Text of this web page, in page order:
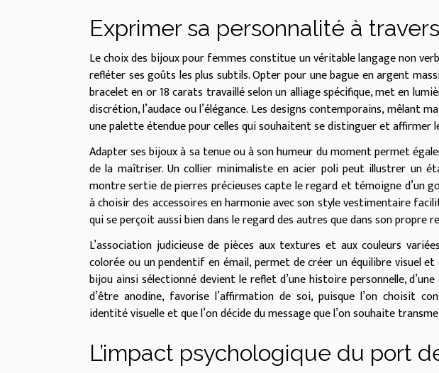
Exprimer sa personnalité à
Le choix des bijoux pour femmes constitue un véritable langage non
refléter ses goûts les plus subtils. Opter pour une bague en argent
bracelet en or 18 carats travaillé selon un alliage spécifique, met en
discrétion, l’audace ou l’élégance. Les designs contemporains,
une palette étendue pour celles qui souhaitent se distinguer et affirmer
Adapter ses bijoux à sa tenue ou à son humeur du moment permet
de la maîtriser. Un collier minimaliste en acier poli peut illustrer un
montre sertie de pierres précieuses capte le regard et témoigne d’un
à choisir des accessoires en harmonie avec son style vestimentaire
qui se perçoit aussi bien dans le regard des autres que dans son propre
L’association judicieuse de pièces aux textures et aux couleurs
colorée ou un pendentif en émail, permet de créer un équilibre visuel
bijou ainsi sélectionné devient le reflet d’une histoire personnelle,
d’être anodine, favorise l’affirmation de soi, puisque l’on choisit
identité visuelle et que l’on décide du message que l’on souhaite
L’impact psychologique du port